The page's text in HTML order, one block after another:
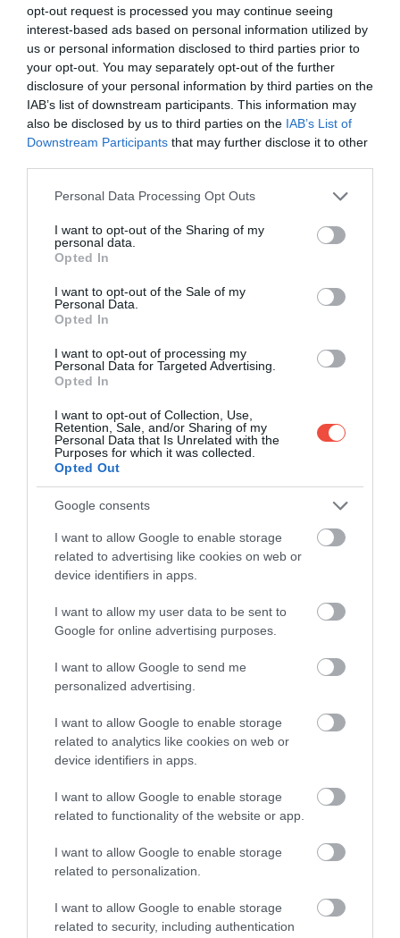
opt-out request is processed you may continue seeing
interest-based ads based on personal information utilized by
us or personal information disclosed to third parties prior to
your opt-out. You may separately opt-out of the further
disclosure of your personal information by third parties on the
IAB’s list of downstream participants. This information may
also be disclosed by us to third parties on the IAB’s List of
Downstream Participants that may further disclose it to other
Please note that this website/app uses one or more Google
not limited to your visit or usage behaviour. You may click to
grant or deny consent to Google and its third-party tags to
use your data for below specified purposes in below Google
consent section.
Personal Data Processing Opt Outs
I want to opt-out of the Sharing of my
personal data.
Opted In
I want to opt-out of the Sale of my
Personal Data.
Opted In
I want to opt-out of processing my
Personal Data for Targeted Advertising.
Opted In
I want to opt-out of Collection, Use,
Retention, Sale, and/or Sharing of my
Personal Data that Is Unrelated with the
Purposes for which it was collected.
Opted Out
Google consents
I want to allow Google to enable storage
related to advertising like cookies on web or
device identifiers in apps.
I want to allow my user data to be sent to
Google for online advertising purposes.
I want to allow Google to send me
personalized advertising.
I want to allow Google to enable storage
related to analytics like cookies on web or
device identifiers in apps.
I want to allow Google to enable storage
related to functionality of the website or app.
I want to allow Google to enable storage
related to personalization.
I want to allow Google to enable storage
related to security, including authentication
SZIGET:
AFRIKA VADONJA MEGUNHATATLAN
A kenyai Masai Mara Nemzeti Rezervátumot
imádják a turisták, hiszen a természetfilmekben
rezervátum dolgozóinak hála a veszélyeztetett fajok
is biztonságban élhetnek a területen.
Ami talán meglepő, hogy sok itt élő állatfaj vegyes
csordákban vonul. A Marában – ahogy a helyiek is
nevezik – rengeteg oroszlán, gepárd, leopárd,
elefánt, zebra, kafferbivaly, víziló, antilop- és
gazellaféle él, de nagy eséllyel találkozhatunk egy
szafari alatt páviánokkal, hiénákkal, zsiráffal és
varacskos disznóval is, tehát azOroszlánkirályegész
„szereplőgárdája" felvonulhat a szemünk előtt, és
sziluettek, mint a Disney-mesében.
A RÉGI OROSZLÁNKIRÁLY